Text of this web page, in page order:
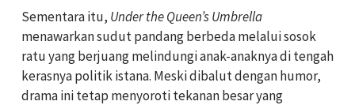
Sementara itu, Under the Queen’s Umbrella
menawarkan sudut pandang berbeda melalui sosok
ratu yang berjuang melindungi anak-anaknya di tengah
kerasnya politik istana. Meski dibalut dengan humor,
drama ini tetap menyoroti tekanan besar yang